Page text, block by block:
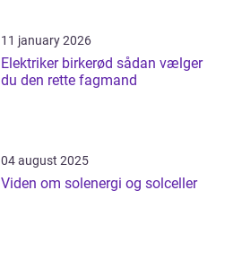
11 january 2026
Elektriker birkerød sådan vælger
du den rette fagmand
04 august 2025
Viden om solenergi og solceller